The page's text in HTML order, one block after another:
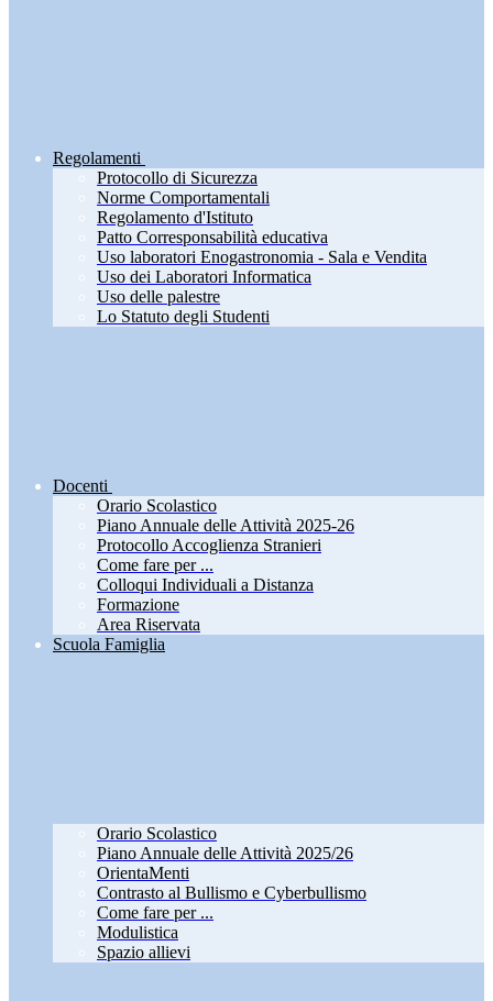
Regolamenti
Protocollo di Sicurezza
Norme Comportamentali
Regolamento d'Istituto
Patto Corresponsabilità educativa
Uso laboratori Enogastronomia - Sala e Vendita
Uso dei Laboratori Informatica
Uso delle palestre
Lo Statuto degli Studenti
Docenti
Orario Scolastico
Piano Annuale delle Attività 2025-26
Protocollo Accoglienza Stranieri
Come fare per ...
Colloqui Individuali a Distanza
Formazione
Area Riservata
Scuola Famiglia
Orario Scolastico
Piano Annuale delle Attività 2025/26
OrientaMenti
Contrasto al Bullismo e Cyberbullismo
Come fare per ...
Modulistica
Spazio allievi